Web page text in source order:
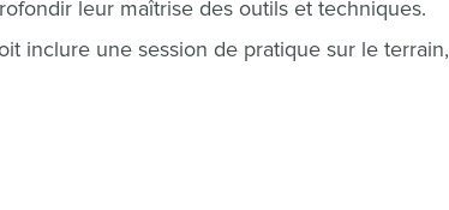
leur maîtrise des outils et techniques.
inclure une session de pratique sur le terrain,